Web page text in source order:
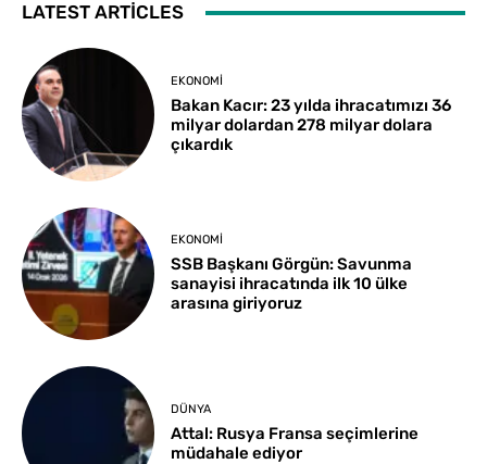
LATEST ARTICLES
EKONOMI
Bakan Kacır: 23 yılda ihracatımızı 36
milyar dolardan 278 milyar dolara
çıkardık
EKONOMI
SSB Başkanı Görgün: Savunma
sanayisi ihracatında ilk 10 ülke
arasına giriyoruz
DÜNYA
Attal: Rusya Fransa seçimlerine
müdahale ediyor